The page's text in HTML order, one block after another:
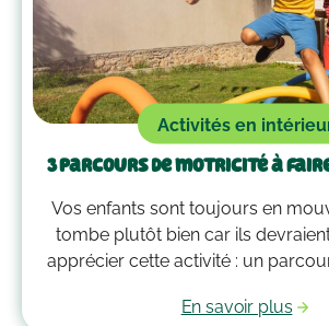
Activités en
3 parcours de motricité à
Vos enfants sont toujours en
tombe plutôt bien car ils
apprécier cette activité : un
qui vous guideront pour savoir
En savoir plus